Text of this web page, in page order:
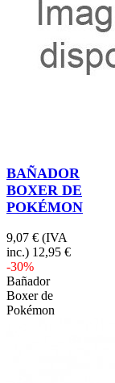
BAÑADOR
BOXER DE
POKÉMON
9,07 € (IVA
inc.) 12,95 €
-30%
Bañador
Boxer de
Pokémon